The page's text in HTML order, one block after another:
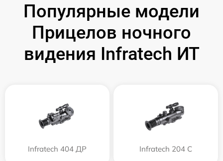
Популярные модели
Прицелов ночного
видения Infratech ИТ
Infratech 404 ДР Infratech 204 С